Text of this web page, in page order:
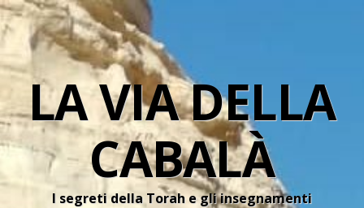
LA VIA DELLA
CABALÀ
I segreti della Torah e gli insegnamenti